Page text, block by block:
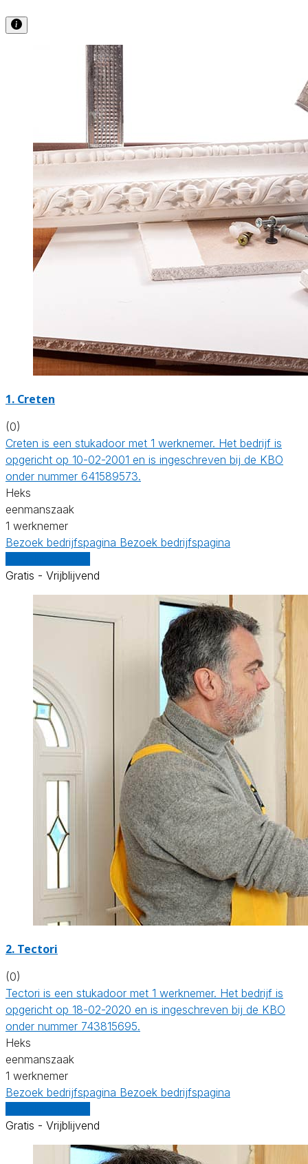
1. Creten
(0)
Creten is een stukadoor met 1 werknemer. Het bedrijf is
opgericht op 10-02-2001 en is ingeschreven bij de KBO
onder nummer 641589573.
Heks
eenmanszaak
1 werknemer
Bezoek bedrijfspagina Bezoek bedrijfspagina
Gratis - Vrijblijvend
2. Tectori
(0)
Tectori is een stukadoor met 1 werknemer. Het bedrijf is
opgericht op 18-02-2020 en is ingeschreven bij de KBO
onder nummer 743815695.
Heks
eenmanszaak
1 werknemer
Bezoek bedrijfspagina Bezoek bedrijfspagina
Gratis - Vrijblijvend